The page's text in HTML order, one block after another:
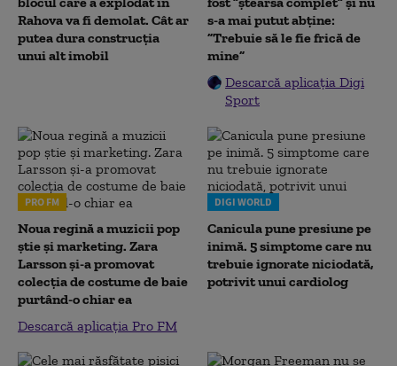
Rahova va fi demolat. Cât ar
putea dura construcția
unui alt imobil
s-a mai putut abține:
”Trebuie să le fie frică de
mine”
Descarcă aplicația Digi
Sport
PRO FM
Noua regină a muzicii pop
știe și marketing. Zara
Larsson și-a promovat
colecția de costume de baie
purtând-o chiar ea
Descarcă aplicația Pro FM
DIGI WORLD
Canicula pune presiune pe
inimă. 5 simptome care nu
trebuie ignorate niciodată,
potrivit unui cardiolog